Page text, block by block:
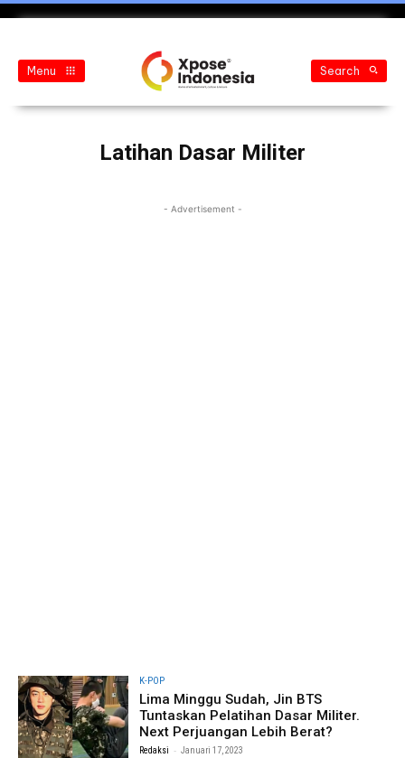
Menu Search
Latihan Dasar Militer
- Advertisement -
K-POP
Lima Minggu Sudah, Jin BTS
Tuntaskan Pelatihan Dasar Militer.
Next Perjuangan Lebih Berat?
Redaksi - Januari 17, 2023